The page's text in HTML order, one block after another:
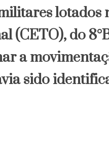
lotados
(CETO), do
a
sido